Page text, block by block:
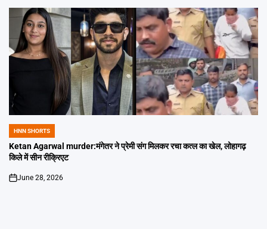
POSTED
IN
HNN SHORTS
Ketan Agarwal murder:मंगेतर ने प्रेमी संग मिलकर रचा कत्ल का खेल, लोहागढ़
किले में सीन रीक्रिएट
on
June 28, 2026